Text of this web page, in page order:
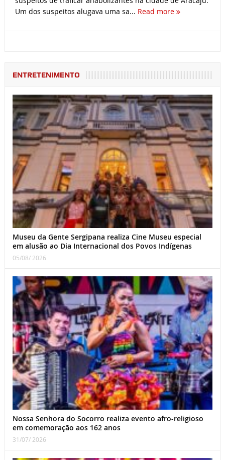
Um dos suspeitos alugava uma sa... Read more
ENTRETENIMENTO
Museu da Gente Sergipana realiza Cine Museu especial
em alusão ao Dia Internacional dos Povos Indígenas
05/08/ 2026
Nossa Senhora do Socorro realiza evento afro-religioso
em comemoração aos 162 anos
31/07/ 2026